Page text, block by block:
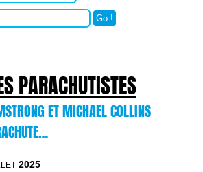
Go !
PARACHUTISTES
ET MICHAEL COLLINS
2025